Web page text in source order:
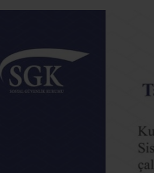
29 Ocak - 4 Şubat 2026 tarihleri